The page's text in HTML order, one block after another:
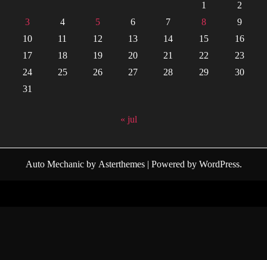
1
2
3
4 5 6 7 8
9
10
11 12 13 14 15
16
17
18 19 20 21 22
23
24
25 26 27 28 29
30
31
« jul
Auto Mechanicby Asterthemes| Powered by WordPress.